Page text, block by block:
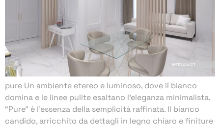
pure Un ambiente etereo e luminoso, dove il bianco
domina e le linee pulite esaltano l’eleganza minimalista.
“Pure” è l’essenza della semplicità raffinata. Il bianco
candido, arricchito da dettagli in legno chiaro e finiture